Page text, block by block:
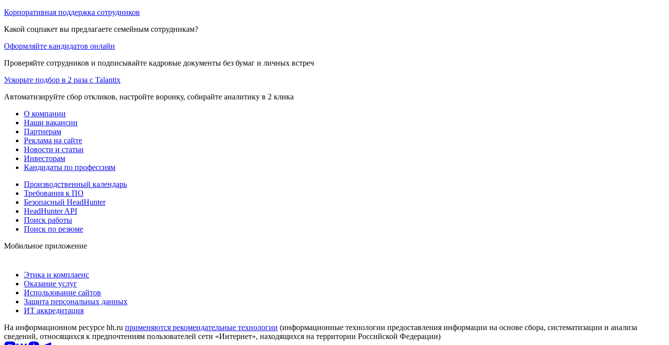
Корпоративная поддержка сотрудников
Какой соцпакет вы предлагаете семейным сотрудникам?
Оформляйте кандидатов онлайн
Проверяйте сотрудников и подписывайте кадровые документы без бумаг и личных встреч
Ускорьте подбор в 2 раза с Talantix
Автоматизируйте сбор откликов, настройте воронку, собирайте аналитику в 2 клика
О компании
Наши вакансии
Партнерам
Реклама на сайте
Новости и статьи
Инвесторам
Кандидаты по профессиям
Производственный календарь
Требования к ПО
Безопасный HeadHunter
HeadHunter API
Поиск работы
Поиск по резюме
Мобильное приложение
Этика и комплаенс
Оказание услуг
Использование сайтов
Защита персональных данных
ИТ аккредитация
На информационном ресурсе hh.ru применяются рекомендательные технологии (информационные технологии предоставления информации на основе сбора, систематизации и анализа
сведений, относящихся к предпочтениям пользователей сети «Интернет», находящихся на территории Российской Федерации)